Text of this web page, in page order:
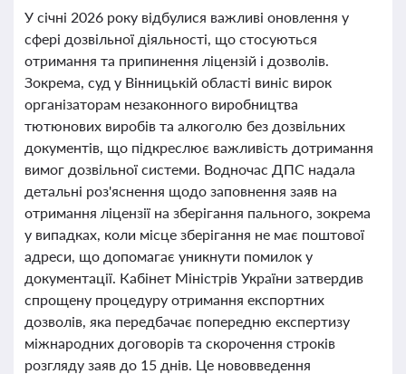
У січні 2026 року відбулися важливі оновлення у
сфері дозвільної діяльності, що стосуються
отримання та припинення ліцензій і дозволів.
Зокрема, суд у Вінницькій області виніс вирок
організаторам незаконного виробництва
тютюнових виробів та алкоголю без дозвільних
документів, що підкреслює важливість дотримання
вимог дозвільної системи. Водночас ДПС надала
детальні роз'яснення щодо заповнення заяв на
отримання ліцензії на зберігання пального, зокрема
у випадках, коли місце зберігання не має поштової
адреси, що допомагає уникнути помилок у
документації. Кабінет Міністрів України затвердив
спрощену процедуру отримання експортних
дозволів, яка передбачає попередню експертизу
міжнародних договорів та скорочення строків
розгляду заяв до 15 днів. Це нововведення